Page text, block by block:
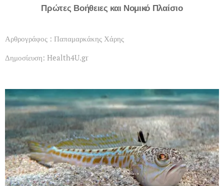
Πρώτες Βοήθειες και Νομικό Πλαίσιο
Αρθρογράφος : Παπαμαρκάκης Χάρης
Δημοσίευση: Health4U.gr